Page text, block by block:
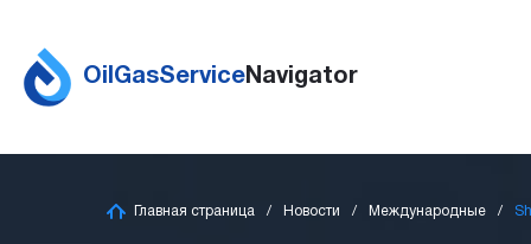
OilGasServiceNavigator
Главная страница Новости Международные